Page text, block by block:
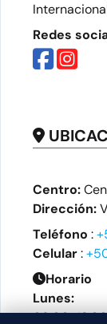
Redes
Centro:
Dirección:
Teléfono :
Celular:
Horario
Lunes:
09:00-13:00